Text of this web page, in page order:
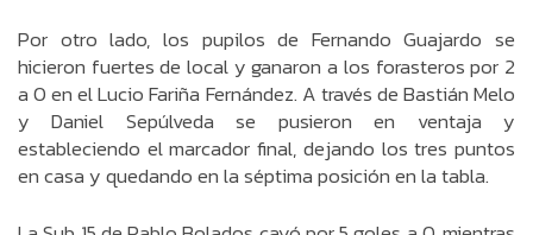
Por otro lado, los pupilos de Fernando Guajardo se
hicieron fuertes de local y ganaron a los forasteros por 2
a 0 en el Lucio Fariña Fernández. A través de Bastián Melo
y Daniel Sepúlveda se pusieron en ventaja y
estableciendo el marcador final, dejando los tres puntos
en casa y quedando en la séptima posición en la tabla.